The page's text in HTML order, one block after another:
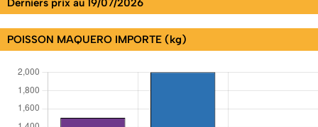
Derniers prix au 19/07/2026
POISSON MAQUERO IMPORTE (kg)